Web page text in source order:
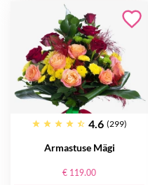
4.6 (299)
Armastuse Mägi
€ 119.00